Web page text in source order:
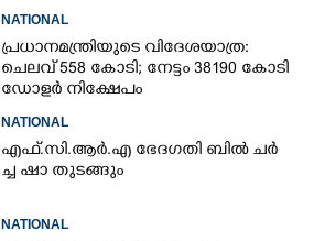
NATIONAL
പ്രധാനമന്ത്രിയുടെ വിദേശയാത്ര:
ചെലവ് 558 കോടി; നേട്ടം 38190 കോടി
ഡോളർ നിക്ഷേപം
NATIONAL
എ​ഫ്.​സി.​ആ​ർ.​എ​ ​ഭേ​ദ​ഗ​തി​ ​ബിൽ ച​ർ​
ച്ച​ ​ഷാ​ ​തുടങ്ങും
NATIONAL